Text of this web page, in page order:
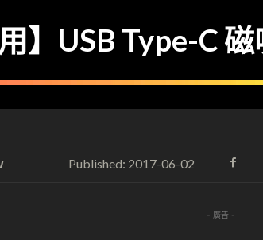
用】USB Type-C
Published: 2017-06-02
- 廣告 -